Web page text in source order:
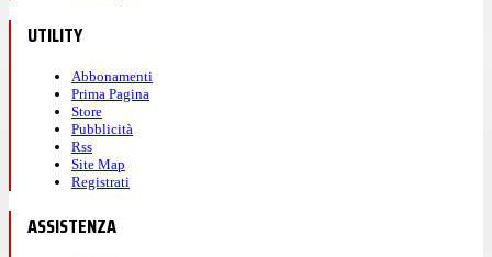
UTILITY
Abbonamenti
Prima Pagina
Store
Pubblicità
Rss
Site Map
Registrati
ASSISTENZA